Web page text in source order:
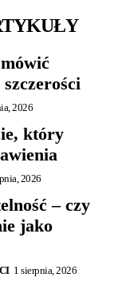
2026
który
2026
– czy
jako
1 sierpnia, 2026